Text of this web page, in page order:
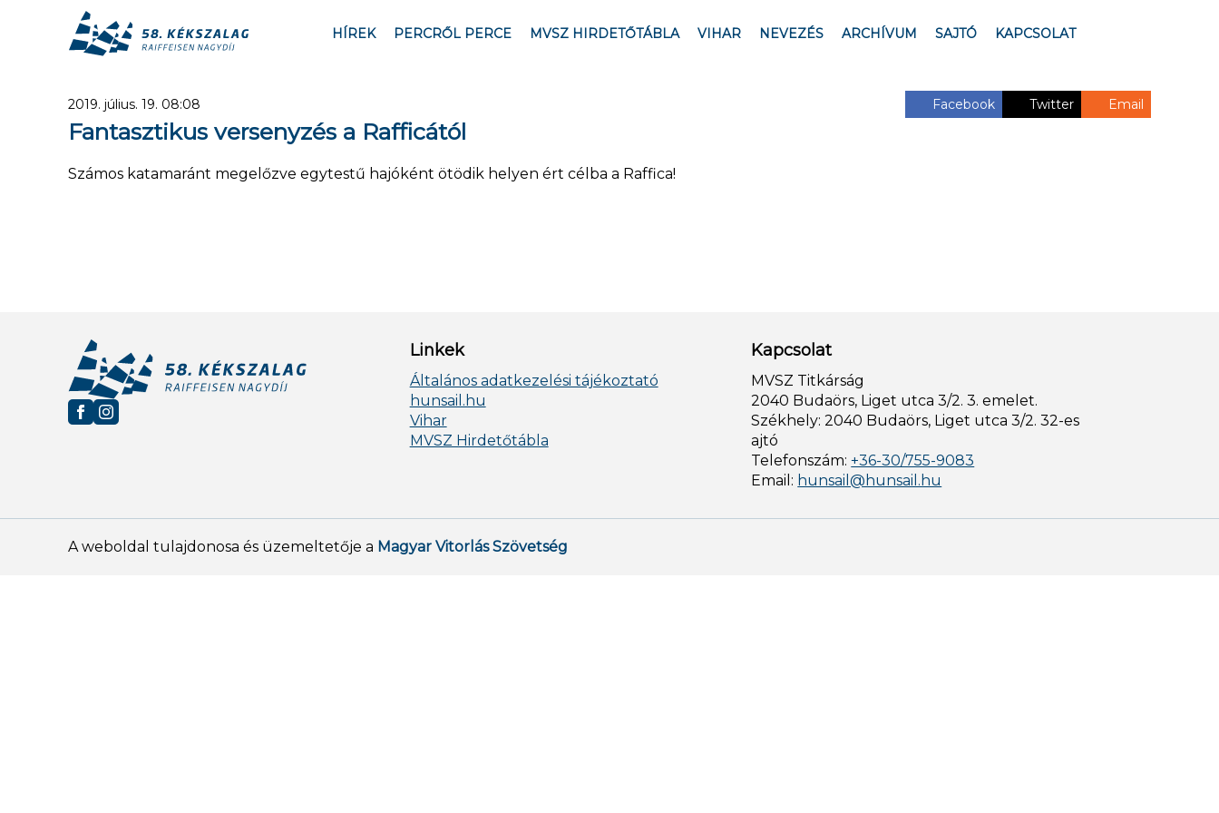
HÍREK PERCRŐL PERCE MVSZ HIRDETŐTÁBLA VIHAR NEVEZÉS ARCHÍVUM SAJTÓ KAPCSOLAT
2019. július. 19. 08:08 Facebook Twitter Email
Fantasztikus versenyzés a Rafficától
Számos katamaránt megelőzve egytestű hajóként ötödik helyen ért célba a Raffica!
Linkek
Általános adatkezelési tájékoztató
hunsail.hu
Vihar
MVSZ Hirdetőtábla
Kapcsolat
MVSZ Titkárság
2040 Budaörs, Liget utca 3/2. 3. emelet.
Székhely: 2040 Budaörs, Liget utca 3/2. 32-es
ajtó
Telefonszám:+36-30/755-9083
Email: hunsail@hunsail.hu
A weboldal tulajdonosa és üzemeltetője a Magyar Vitorlás Szövetség